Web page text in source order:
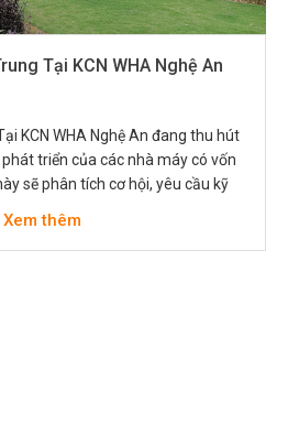
Tại KCN WHA Nghệ An
KCN WHA Nghệ An đang thu hút
triển của các nhà máy có vốn
sẽ phân tích cơ hội, yêu cầu kỹ
Xem thêm